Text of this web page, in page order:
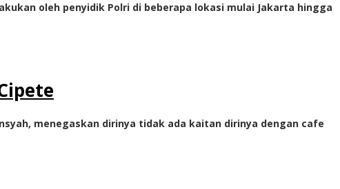
oleh penyidik Polri di beberapa lokasi mulai Jakarta hingga
menegaskan dirinya tidak ada kaitan dirinya dengan cafe